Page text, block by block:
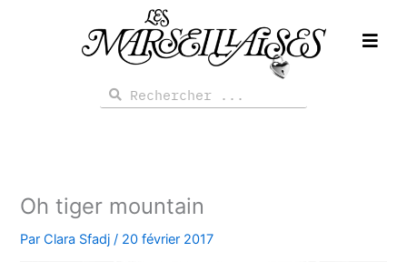
Rechercher
Rechercher
Oh tiger mountain
ParClara Sfadj / 20 février 2017